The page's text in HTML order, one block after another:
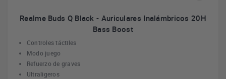
Realme Buds Q Black - Auriculares Inalámbricos 20H
Bass Boost
Controles táctiles
Modo juego
Refuerzo de graves
Ultraligeros